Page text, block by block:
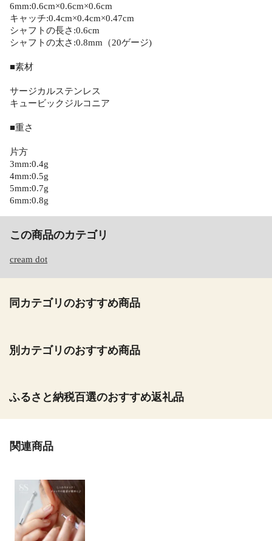
6mm:0.6cm×0.6cm×0.6cm
キャッチ:0.4cm×0.4cm×0.47cm
シャフトの長さ:0.6cm
シャフトの太さ:0.8mm（20ゲージ)
■素材
サージカルステンレス
キュービックジルコニア
■重さ
片方
3mm:0.4g
4mm:0.5g
5mm:0.7g
6mm:0.8g
この商品のカテゴリ
cream dot
同カテゴリのおすすめ商品
別カテゴリのおすすめ商品
ふるさと納税百選のおすすめ返礼品
関連商品